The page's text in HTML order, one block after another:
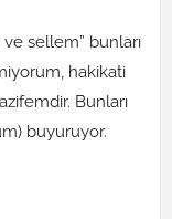
sellem” bunları
hakikati
Bunları
buyuruyor.